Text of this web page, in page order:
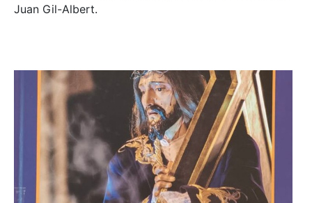
Juan Gil-Albert.